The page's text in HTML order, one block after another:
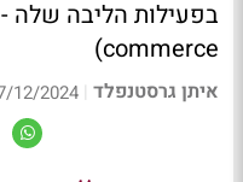
commerce)
איתן גרסטנפלד |
2024 16:15